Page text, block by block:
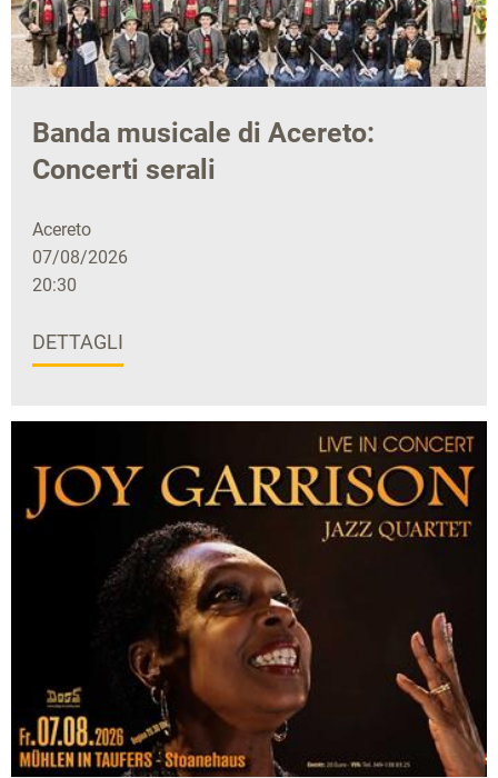
Banda musicale di Acereto:
Concerti serali
Acereto
07/08/2026
20:30
DETTAGLI